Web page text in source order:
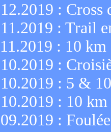
: Cross
: Trail
: 10 km
:
: 5 &
: 10 km
: